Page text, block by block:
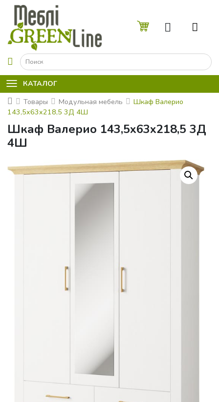
☰
КАТАЛОГ
Товары
Модульная мебель
Шкаф Валерио
143,5x63x218,5 3Д 4Ш
Шкаф Валерио 143,5x63x218,5 3Д
4Ш